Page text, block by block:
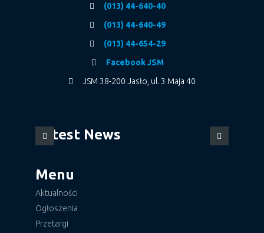
(013) 44-640-40
(013) 44-640-49
(013) 44-654-29
Facebook JSM
JSM 38-200 Jasło, ul. 3 Maja 40
Latest News
Menu
Aktualności
Ogłoszenia
Przetargi